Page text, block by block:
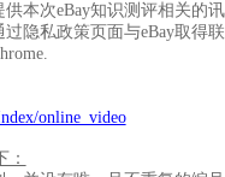
本次eBay知识测评相关的
隐私政策页面与eBay取得
online_video
：